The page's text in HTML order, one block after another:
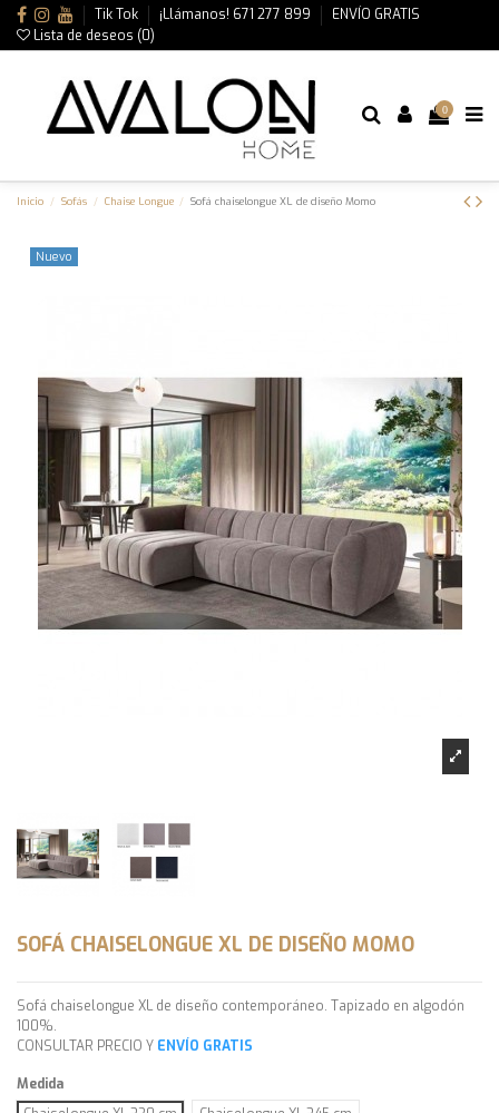
Tik Tok ¡Llámanos! 671 277 899
ENVÍO GRATIS
Lista de deseos (0)
0
Inicio Sofás Chaise Longue Sofá chaiselongue XL de diseño Momo
Nuevo
SOFÁ CHAISELONGUE XL DE DISEÑO MOMO
Sofá chaiselongue XL de diseño contemporáneo. Tapizado en algodón
100%.
CONSULTAR PRECIO Y ENVÍO GRATIS
Medida